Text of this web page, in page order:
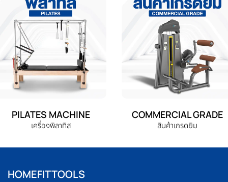
PILATES MACHINE
เครื่องพิลาทิส
COMMERCIAL GRADE
สินค้าเกรดยิม
HOMEFITTOOLS